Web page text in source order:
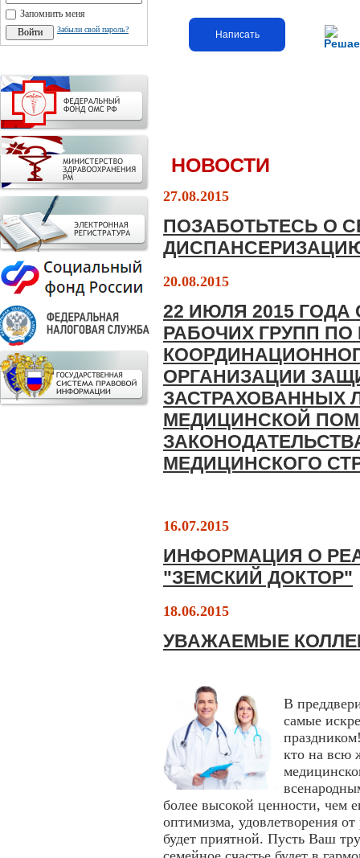
Запомнить меня
Забыли свой пароль? Написать
НОВОСТИ
27.08.2015
ПОЗАБОТЬТЕСЬ О
20.08.2015
22 ИЮЛЯ 2015
РАБОЧИХ ГРУПП
ОРГАНИЗАЦИИ
ЗАСТРАХОВАННЫХ
МЕДИЦИНСКОЙ
МЕДИЦИНСКОГО
16.07.2015
ИНФОРМАЦИЯ О
"ЗЕМСКИЙ ДОКТОР"
18.06.2015
УВАЖАЕМЫЕ
В
самые
кто на всю
более высокой ценности, чем
оптимизма, удовлетворения
будет приятной. Пусть Ваш